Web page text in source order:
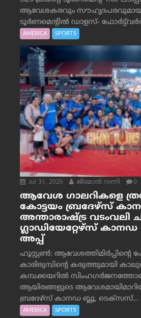
ആവേശകരവും
ടൂർണമെന്റിൽ ഡാളസ്-
AMERICA SPORTS
Jul 31, 2026 ജീമോന്‍ റാന്നി 0
ആവേശ ഗാലറികളെ
കോട്ടയം ബ്രദേഴ്‌സ്
അന്താരാഷ്ട്ര വടംവലി
ഗ്ലാഡിയേറ്റേഴ്‌സ്
അപ്പ്
ഹൂസ്റ്റണ്‍: ആവേശത്തിമിര്‍പ്പിന്റെ
കാരിരുമ്പിന്റെ കരുത്തുമായി
കമ്പക്കയറില്‍
ആയിരങ്ങളുടെ
ബ്രദേഴ്‌സ് കാനഡ ബ്ലൂ, ടെക്‌സസ്...
AMERICA SPORTS